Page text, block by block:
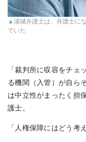
▲浦城弁護士は、弁護士に
でいた
「裁判所に収容をチェ
る機関（入管）が自ら
は中立性がまったく担
護士。
「人権保障にはどう考